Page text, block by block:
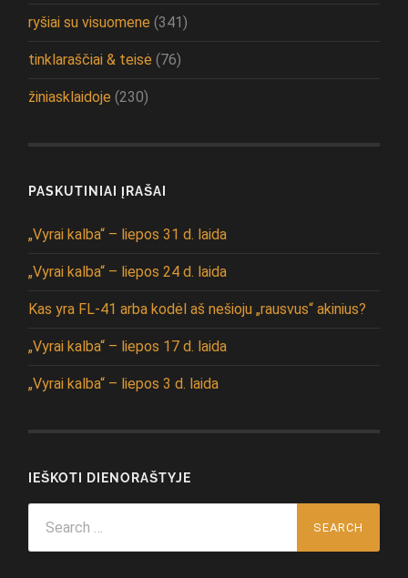
ryšiai su visuomene (341)
tinklaraščiai & teisė (76)
žiniasklaidoje (230)
PASKUTINIAI ĮRAŠAI
„Vyrai kalba“ – liepos 31 d. laida
„Vyrai kalba“ – liepos 24 d. laida
Kas yra FL-41 arba kodėl aš nešioju „rausvus“ akinius?
„Vyrai kalba“ – liepos 17 d. laida
„Vyrai kalba“ – liepos 3 d. laida
IEŠKOTI DIENORAŠTYJE
for: